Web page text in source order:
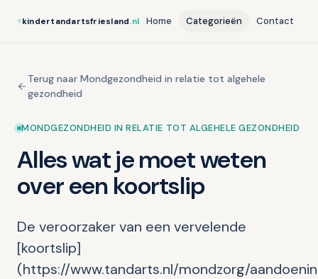
kindertandartsfriesland.nl Home Categorieën Contact
Terug naar Mondgezondheid in relatie tot algehele
gezondheid
MONDGEZONDHEID IN RELATIE TOT ALGEHELE GEZONDHEID
Alles wat je moet weten
over een koortslip
De veroorzaker van een vervelende
[koortslip]
(https://www.tandarts.nl/mondzorg/